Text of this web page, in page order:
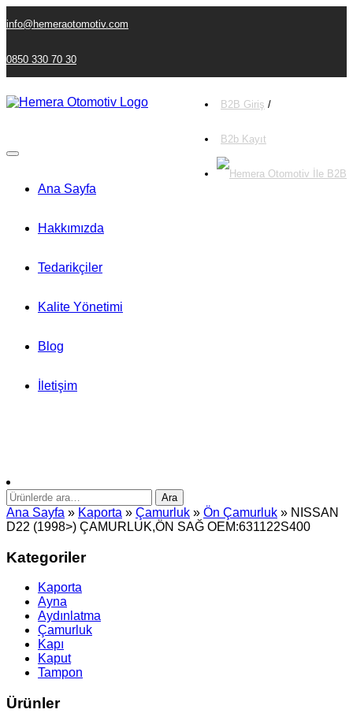
info@hemeraotomotiv.com
0850 330 70 30
B2B Giriş /
B2b Kayıt
Ana Sayfa
Hakkımızda
Tedarikçiler
Kalite Yönetimi
Blog
İletişim
Ara: Ara
Ana Sayfa » Kaporta » Çamurluk » Ön Çamurluk » NISSAN
D22 (1998>) ÇAMURLUK,ÖN SAĞ OEM:631122S400
Kategoriler
Kaporta
Ayna
Aydınlatma
Çamurluk
Kapı
Kaput
Tampon
Ürünler